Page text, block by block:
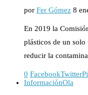
por Fer Gómez 8
En 2019 la
plásticos de un solo
reducir la
0 FacebookTwitter
InformaciónOla